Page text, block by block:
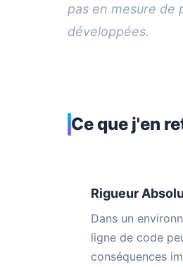
pas en mesure de
développées.
Ce que j'en
Rigueur
Dans un
ligne de code
conséquences